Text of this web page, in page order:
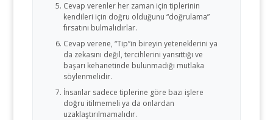
Cevap verenler her zaman için tiplerinin
kendileri için doğru olduğunu “doğrulama”
fırsatını bulmalıdırlar.
Cevap verene, “Tip”in bireyin yeteneklerini ya
da zekasını değil, tercihlerini yansıttığı ve
başarı kehanetinde bulunmadığı mutlaka
söylenmelidir.
İnsanlar sadece tiplerine göre bazı işlere
doğru itilmemeli ya da onlardan
uzaklaştırılmamalıdır.